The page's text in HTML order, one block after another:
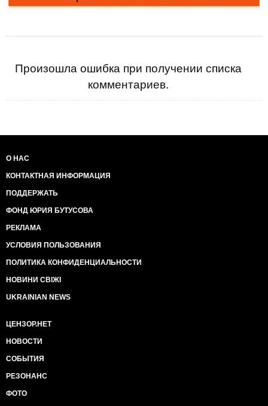
Произошла ошибка при получении списка
комментариев.
О НАС
КОНТАКТНАЯ ИНФОРМАЦИЯ
ПОДДЕРЖАТЬ
ФОНД ЮРИЯ БУТУСОВА
РЕКЛАМА
УСЛОВИЯ ПОЛЬЗОВАНИЯ
ПОЛИТИКА КОНФИДЕНЦИАЛЬНОСТИ
НОВИНИ СВІЖІ
UKRAINIAN NEWS
ЦЕНЗОР.НЕТ
НОВОСТИ
СОБЫТИЯ
РЕЗОНАНС
ФОТО